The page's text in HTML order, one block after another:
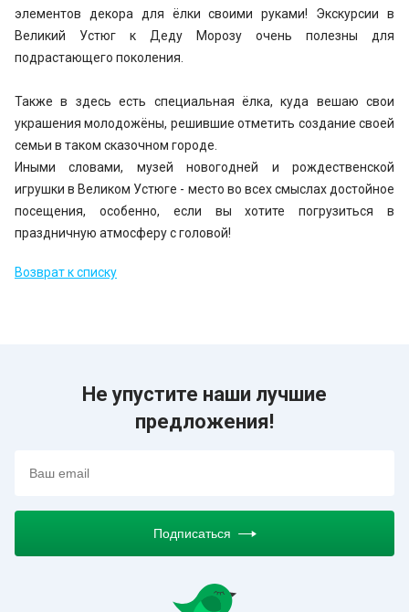
элементов декора для ёлки своими руками! Экскурсии в
Великий Устюг к Деду Морозу очень полезны для
подрастающего поколения.
Также в здесь есть специальная ёлка, куда вешаю свои
украшения молодожёны, решившие отметить создание своей
семьи в таком сказочном городе.
Иными словами, музей новогодней и рождественской
игрушки в Великом Устюге - место во всех смыслах достойное
посещения, особенно, если вы хотите погрузиться в
праздничную атмосферу с головой!
Возврат к списку
Не упустите наши лучшие
предложения!
Подписаться